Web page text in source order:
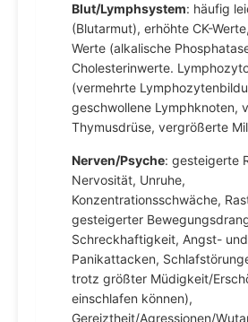
Blut/Lymphsystem: häufig
(Blutarmut), erhöhte CK-
Werte (alkalische
Cholesterinwerte.
(vermehrte
geschwollene Lymphknoten,
Thymusdrüse, vergrößerte
Nerven/Psyche: gesteigerte
Nervosität, Unruhe,
Konzentrationsschwäche,
gesteigerter
Schreckhaftigkeit, Angst- und
Panikattacken,
trotz größter Müdigkeit/
einschlafen können),
Gereiztheit/Agressionen/